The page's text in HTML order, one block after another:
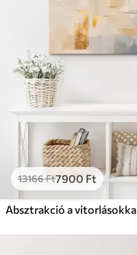
13166Ft7900 Ft